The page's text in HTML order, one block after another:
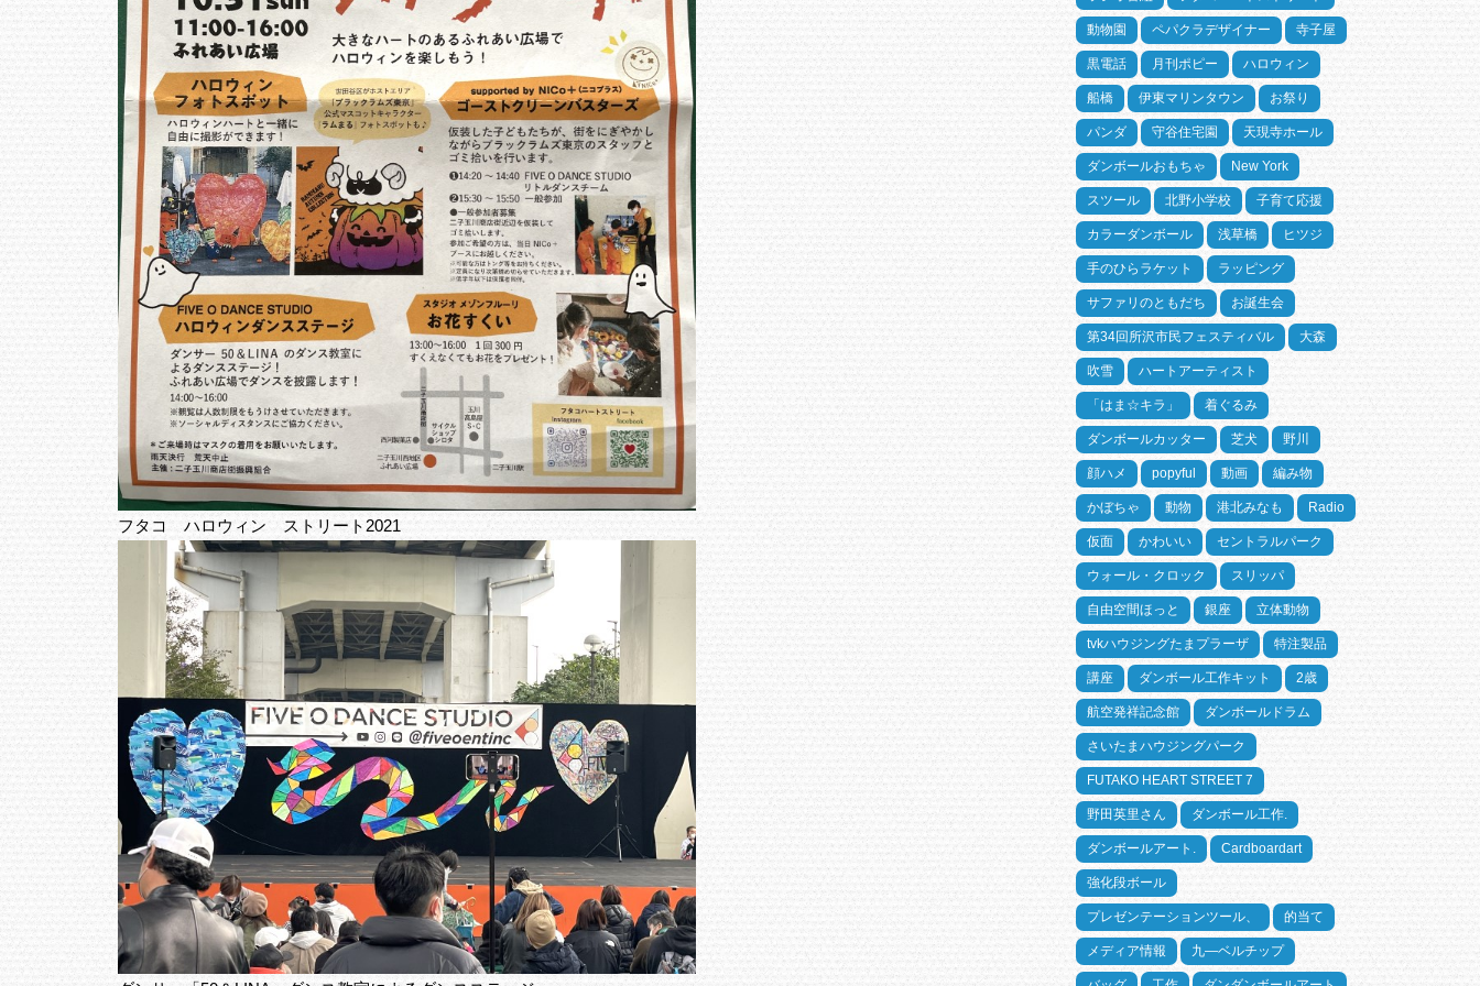
フタコ ハロウィン ストリート2021
動物園 ペパクラデザイナー 寺子屋
黒電話 月刊ポピー ハロウィン
船橋 伊東マリンタウン お祭り
パンダ 守谷住宅園 天現寺ホール
ダンボールおもちゃ New York
スツール 北野小学校 子育て応援
カラーダンボール 浅草橋 ヒツジ
手のひらラケット ラッピング
サファリのともだち お誕生会
第34回所沢市民フェスティバル 大森
吹雪 ハートアーティスト
「はま☆キラ」 着ぐるみ
ダンボールカッター 芝犬 野川
顔ハメ popyful 動画 編み物
かぼちゃ 動物 港北みなも Radio
仮面 かわいい セントラルパーク
ウォール・クロック スリッパ
自由空間ほっと 銀座 立体動物
tvkハウジングたまプラーザ 特注製品
講座 ダンボール工作キット 2歳
航空発祥記念館 ダンボールドラム
さいたまハウジングパーク
FUTAKO HEART STREET 7
野田英里さん ダンボール工作.
ダンボールアート. Cardboardart
強化段ボール
プレゼンテーションツール、 的当て
メディア情報 九―ベルチップ